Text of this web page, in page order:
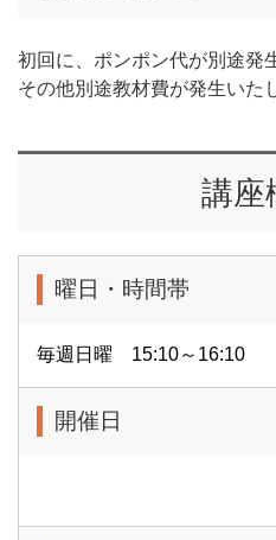
初回に、ポンポン代が別途発
その他別途教材費が発生いた
講座
曜日・時間帯
毎週日曜 15:10～16:10
開催日